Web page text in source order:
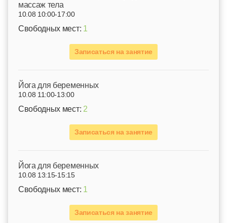
массаж тела
10.08 10:00-17:00
Свободных мест: 1
Записаться на занятие
Йога для беременных
10.08 11:00-13:00
Свободных мест: 2
Записаться на занятие
Йога для беременных
10.08 13:15-15:15
Свободных мест: 1
Записаться на занятие